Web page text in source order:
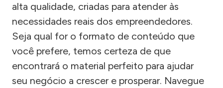
alta qualidade, criadas para atender às
necessidades reais dos empreendedores.
Seja qual for o formato de conteúdo que
você prefere, temos certeza de que
encontrará o material perfeito para ajudar
seu negócio a crescer e prosperar. Navegue